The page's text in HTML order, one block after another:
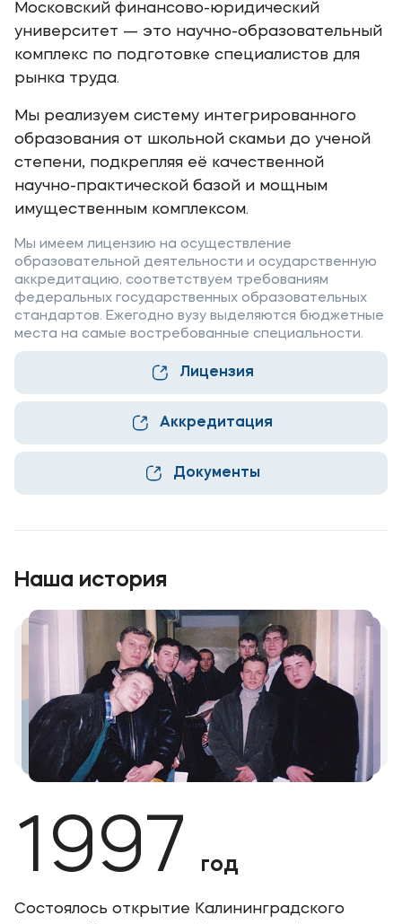
Уровни образования
Среднее профессиональное образование
Дополнительное профессиональное образование
Объявления
Новости
Контакты
Банковские реквизиты
Приемная комиссия
+7 (495) 221-10-01
+7 (800) 200-80-66
Об образовательной организации
Мы в соцсетях
Подобрать программу
Московский финансово-юридический
университет — это научно-образовательный
комплекс по подготовке специалистов для
рынка труда.
Мы реализуем систему интегрированного
образования от школьной скамьи до ученой
степени, подкрепляя её качественной
научно-практической базой и мощным
имущественным комплексом.
Мы имеем лицензию на осуществление
образовательной деятельности и осударственную
аккредитацию, соответствуем требованиям
федеральных государственных образовательных
стандартов. Ежегодно вузу выделяются бюджетные
места на самые востребованные специальности.
Лицензия
Аккредитация
Документы
Наша история
1997 год
Состоялось открытие Калининградского